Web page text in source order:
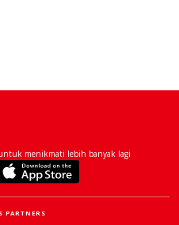
menikmati lebih banyak lagi
PARTNERS